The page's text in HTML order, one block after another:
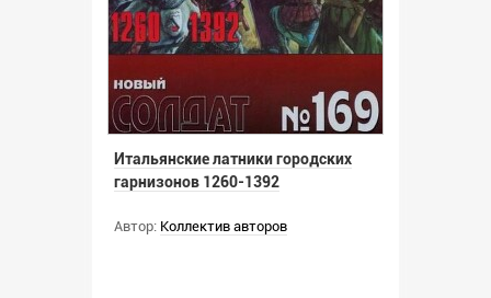
Итальянские латники городских
гарнизонов 1260-1392
Автор: Коллектив авторов